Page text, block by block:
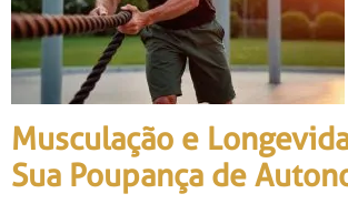
Musculação e
Sua Poupança de